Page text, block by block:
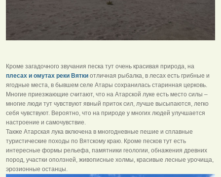
Кроме загадочного звучания песка тут очень красивая природа, на
плесах и омутах реки Вятки отличная рыбалка, в лесах есть грибные и
ягодные места, в бывшем селе Атары сохранилась старинная церковь.
Многие приезжающие считают, что на Атарской луке есть место силы –
многие люди тут чувствуют явный приток сил, лучше высыпаются, легко
себя чувствуют. Вероятно, что на природе у многих людей улучшается
настроение и самочувствие.
Также Атарская лука включена в многодневные пешие и сплавные
туристические походы по Вятскому краю. Кроме песков тут есть
интересные формы рельефа, памятники геологии, обнажения древних
пород, участки оползней, живописные холмы, красивые лесные урочища,
эрозионные останцы.